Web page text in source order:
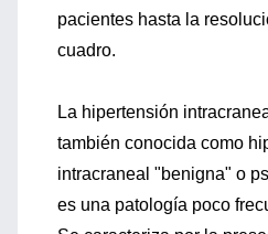
pacientes hasta la
cuadro.
La hipertensión
también conocida como
intracraneal "benigna" o
es una patología poco